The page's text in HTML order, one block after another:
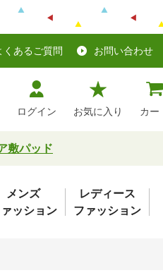
くあるご質問 お問い合わせ
ログイン お気に入り カー
敷パッド
メンズ
ッション
レディース
ファッション